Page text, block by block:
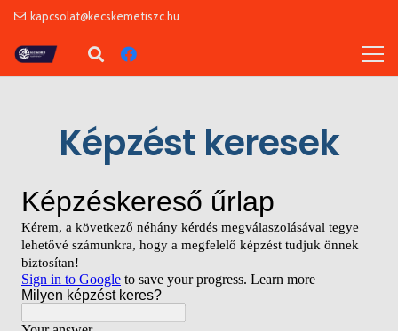
kapcsolat@kecskemetiszc.hu
Képzést keresek